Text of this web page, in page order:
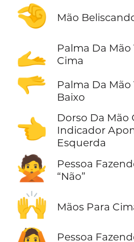
🤏 Mão
🫴
Palma Da Mão
Cima
🫳
Palma Da Mão
Baixo
👈
Dorso Da Mão
Indicador
Esquerda
🙅
Pessoa
“Não”
🙌 Mãos Para
Pessoa